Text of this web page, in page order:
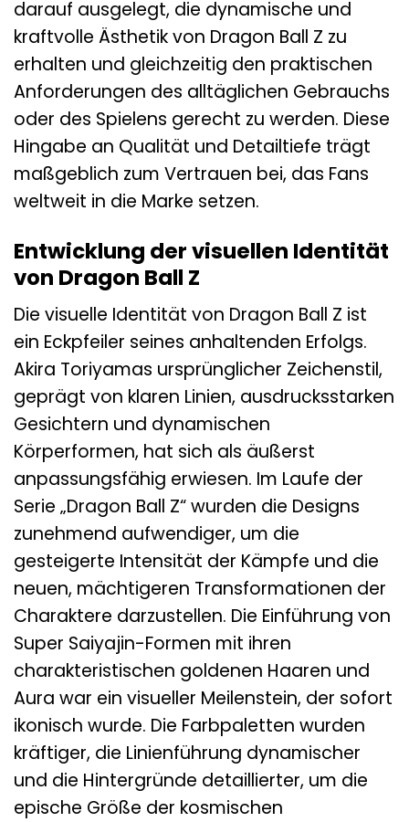
darauf ausgelegt, die dynamische und
kraftvolle Ästhetik von Dragon Ball Z zu
erhalten und gleichzeitig den praktischen
Anforderungen des alltäglichen Gebrauchs
oder des Spielens gerecht zu werden. Diese
Hingabe an Qualität und Detailtiefe trägt
maßgeblich zum Vertrauen bei, das Fans
weltweit in die Marke setzen.
Entwicklung der visuellen Identität
von Dragon Ball Z
Die visuelle Identität von Dragon Ball Z ist
ein Eckpfeiler seines anhaltenden Erfolgs.
Akira Toriyamas ursprünglicher Zeichenstil,
geprägt von klaren Linien, ausdrucksstarken
Gesichtern und dynamischen
Körperformen, hat sich als äußerst
anpassungsfähig erwiesen. Im Laufe der
Serie „Dragon Ball Z“ wurden die Designs
zunehmend aufwendiger, um die
gesteigerte Intensität der Kämpfe und die
neuen, mächtigeren Transformationen der
Charaktere darzustellen. Die Einführung von
Super Saiyajin-Formen mit ihren
charakteristischen goldenen Haaren und
Aura war ein visueller Meilenstein, der sofort
ikonisch wurde. Die Farbpaletten wurden
kräftiger, die Linienführung dynamischer
und die Hintergründe detaillierter, um die
epische Größe der kosmischen